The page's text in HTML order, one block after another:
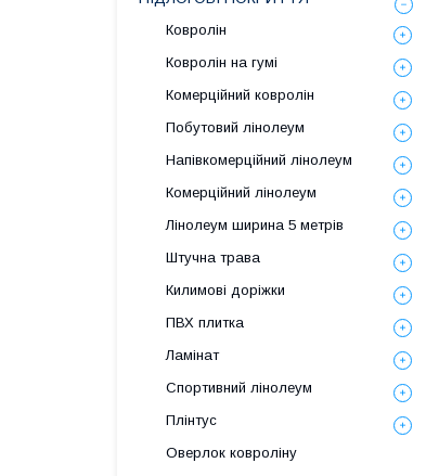
Ковролін
Ковролін на гумі
Комерційний ковролін
Побутовий лінолеум
Напівкомерційний лінолеум
Комерційний лінолеум
Лінолеум ширина 5 метрів
Штучна трава
Килимові доріжки
ПВХ плитка
Ламінат
Спортивний лінолеум
Плінтус
Оверлок ковроліну